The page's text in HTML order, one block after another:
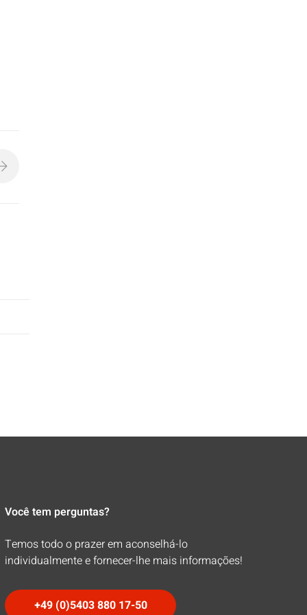
Você tem perguntas?
Temos todo o prazer em aconselhá-lo
individualmente e fornecer-lhe mais informações!
+49 (0)5403 880 17-50